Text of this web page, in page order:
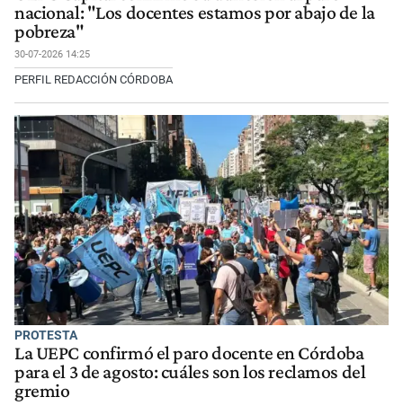
nacional: "Los docentes estamos por abajo de la
pobreza"
30-07-2026 14:25
PERFIL REDACCIÓN CÓRDOBA
PROTESTA
La UEPC confirmó el paro docente en Córdoba
para el 3 de agosto: cuáles son los reclamos del
gremio